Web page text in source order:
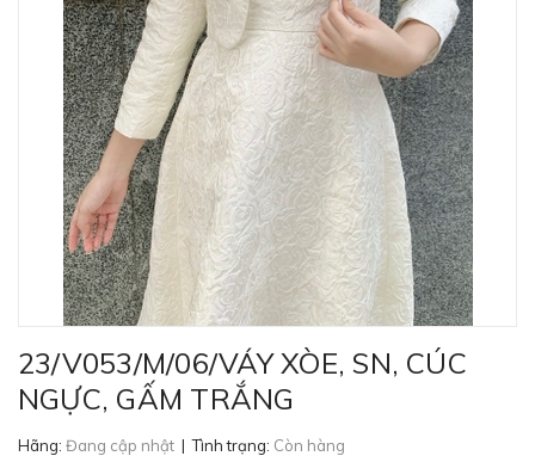
23/V053/M/06/VÁY XÒE, SN, CÚC
NGỰC, GẤM TRẮNG
Hãng: Đang cập nhật | Tình trạng: Còn hàng